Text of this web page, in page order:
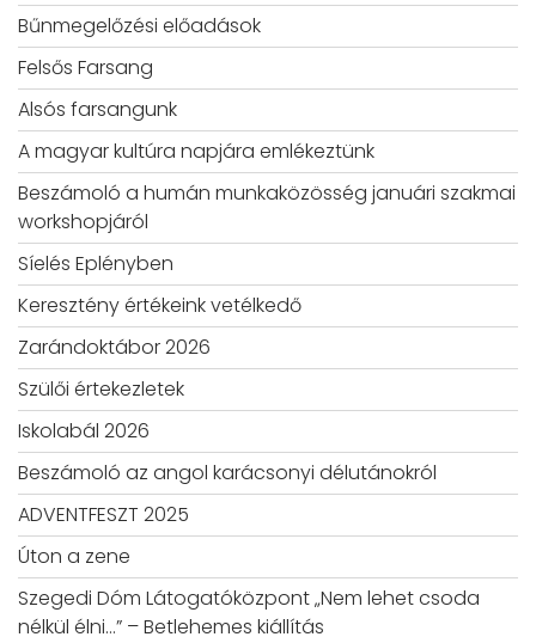
Bűnmegelőzési előadások
Felsős Farsang
Alsós farsangunk
A magyar kultúra napjára emlékeztünk
Beszámoló a humán munkaközösség januári szakmai
workshopjáról
Síelés Eplényben
Keresztény értékeink vetélkedő
Zarándoktábor 2026
Szülői értekezletek
Iskolabál 2026
Beszámoló az angol karácsonyi délutánokról
ADVENTFESZT 2025
Úton a zene
Szegedi Dóm Látogatóközpont „Nem lehet csoda
nélkül élni…” – Betlehemes kiállítás